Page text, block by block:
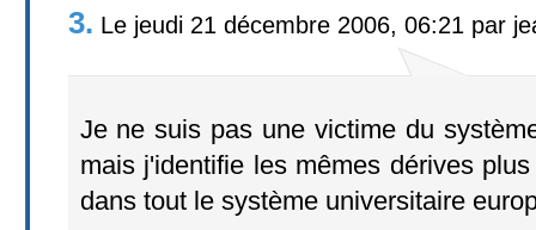
3. Le jeudi 21 décembre 2006, 06:21 par
Je ne suis pas une victime du
mais j'identifie les mêmes dérives
dans tout le système universitaire